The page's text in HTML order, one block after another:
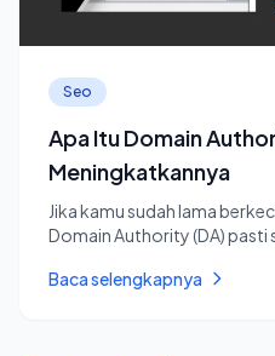
Seo
Apa Itu Domain
Meningkatkannya
Jika kamu sudah lama
Domain Authority (DA) pasti
Baca selengkapnya